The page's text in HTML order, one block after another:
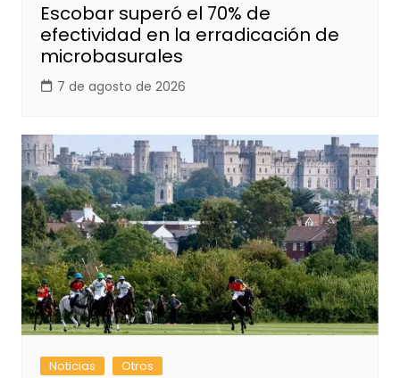
Escobar superó el 70% de
efectividad en la erradicación de
microbasurales
7 de agosto de 2026
Noticias Otros